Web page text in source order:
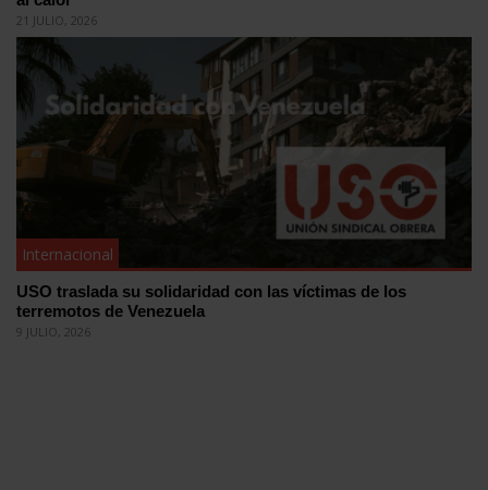
21 JULIO, 2026
Internacional
USO traslada su solidaridad con las víctimas de los
terremotos de Venezuela
9 JULIO, 2026